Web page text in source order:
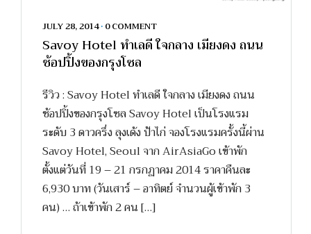
JULY 28, 2014 • 0 COMMENT
Savoy Hotel ทำเลดี ใจกลาง เมียงดง ถนน
ช้อปปิ้งของกรุงโซล
รีวิว : Savoy Hotel ทำเลดี ใจกลาง เมียงดง ถนน
ช้อปปิ้งของกรุงโซล Savoy Hotel เป็นโรงแรม
ระดับ 3 ดาวครึ่ง ลุงเด้ง ป้าไก่ จองโรงแรมครั้งนี้ผ่าน
Savoy Hotel, Seoul จาก AirAsiaGo เข้าพัก
ตั้งแต่วันที่ 19 – 21 กรกฏาคม 2014 ราคาคืนละ
6,930 บาท (วันเสาร์ – อาทิตย์ จำนวนผู้เข้าพัก 3
คน) … ถ้าเข้าพัก 2 คน […]